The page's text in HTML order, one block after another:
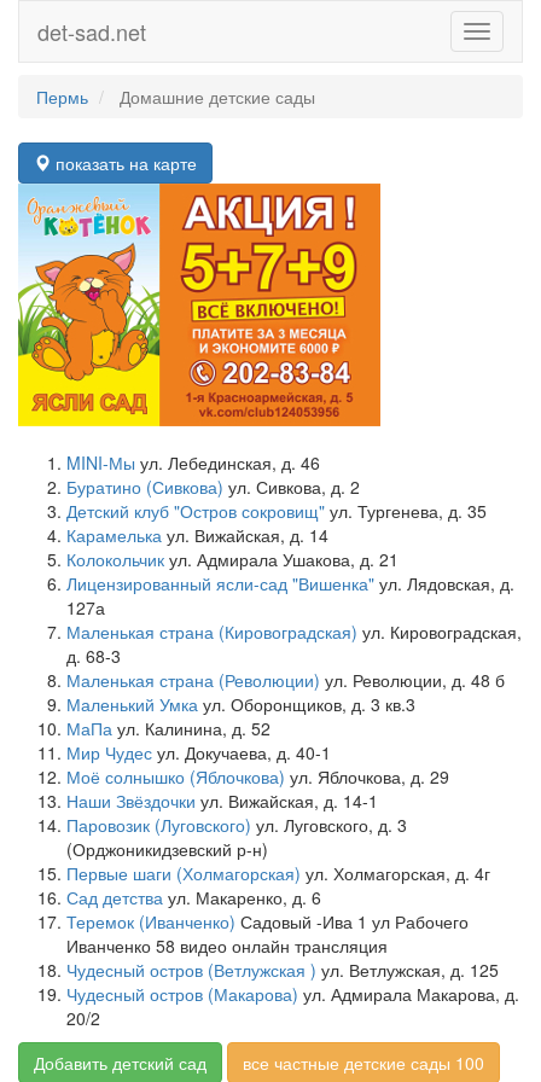
Toggle
det-sad.net
Пермь Домашние детские сады
показать на карте
MINI-Мы ул. Лебединская, д. 46
Буратино (Сивкова) ул. Сивкова, д. 2
Детский клуб "Остров сокровищ" ул. Тургенева, д. 35
Карамелька ул. Вижайская, д. 14
Колокольчик ул. Адмирала Ушакова, д. 21
Лицензированный ясли-сад "Вишенка" ул. Лядовская, д.
127а
Маленькая страна (Кировоградская) ул. Кировоградская,
д. 68-3
Маленькая страна (Революции) ул. Революции, д. 48 б
Маленький Умка ул. Оборонщиков, д. 3 кв.3
МаПа ул. Калинина, д. 52
Мир Чудес ул. Докучаева, д. 40-1
Моё солнышко (Яблочкова) ул. Яблочкова, д. 29
Наши Звёздочки ул. Вижайская, д. 14-1
Паровозик (Луговского) ул. Луговского, д. 3
(Орджоникидзевский р-н)
Первые шаги (Холмагорская) ул. Холмагорская, д. 4г
Сад детства ул. Макаренко, д. 6
Теремок (Иванченко) Садовый -Ива 1 ул Рабочего
Иванченко 58 видео онлайн трансляция
Чудесный остров (Ветлужская ) ул. Ветлужская, д. 125
Чудесный остров (Макарова) ул. Адмирала Макарова, д.
20/2
Добавить детский сад
все частные детские сады 100